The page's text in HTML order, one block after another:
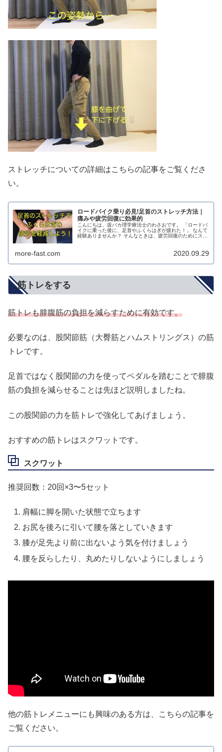
ストレッチについての詳細はこちらの記事をご覧くださ
い。
ロードバイク乗り必見!足首のストレッチ方法｜
痛みや疲労回復に効果的
こんにちは、坂バカ理学療法士のわさおです。 「ロードバ
イクに乗った後に、足首やふくらはぎが疲れた！」 なんて
経験ありませんか？ そんなときは、疲労回復のためにスト
more-fast.com 2020.09.29
筋トレをする
筋トレも腓腹筋の負担を減らすために有効です。
必要なのは、股関節筋（大臀筋とハムストリングス）の筋
トレです。
足首ではなく股関節の力を使ってペダルを踏むことで腓腹
筋の負担を減らせることは先ほど説明しましたね。
この股関節の力を筋トレで強化してあげましょう。
おすすめの筋トレはスクワットです。
スクワット
推奨回数：20回×3〜5セット
肩幅に脚を開いた状態で立ちます
お尻を後ろに引いて腰を落としていきます
膝が足先より前に出ないよう気を付けましょう
腰を反らしたり、丸めたりしないようにしましょう
他の筋トレメニューにも興味のある方は、こちらの記事を
ご覧ください。